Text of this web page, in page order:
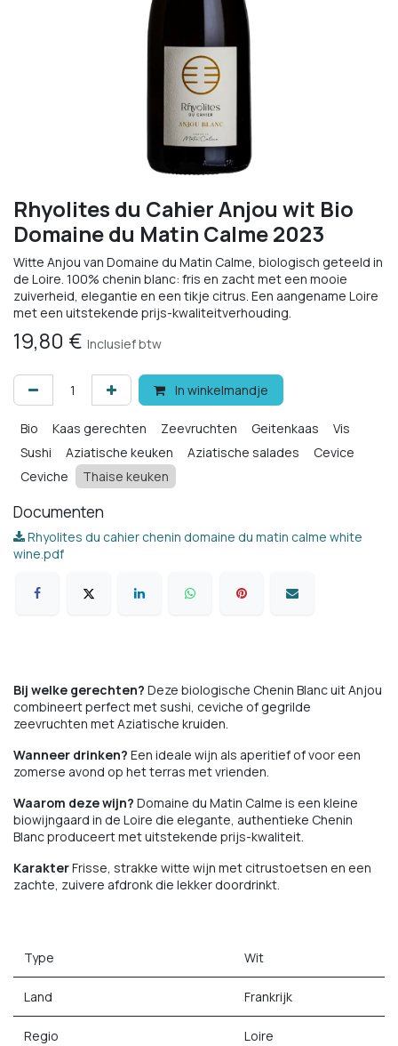
Rhyolites du Cahier Anjou wit Bio
Domaine du Matin Calme 2023
Witte Anjou van Domaine du Matin Calme, biologisch geteeld in
de Loire. 100% chenin blanc: fris en zacht met een mooie
zuiverheid, elegantie en een tikje citrus. Een aangename Loire
met een uitstekende prijs-kwaliteitverhouding.
19,80 € Inclusief btw
In winkelmandje
Bio Kaas gerechten Zeevruchten Geitenkaas
Vis
Sushi
Aziatische keuken Aziatische salades
Cevice
Ceviche
Thaise keuken
Documenten
Rhyolites du cahier chenin domaine du matin calme white
wine.pdf
Bij welke gerechten? Deze biologische Chenin Blanc uit Anjou
combineert perfect met sushi, ceviche of gegrilde
zeevruchten met Aziatische kruiden.
Wanneer drinken? Een ideale wijn als aperitief of voor een
zomerse avond op het terras met vrienden.
Waarom deze wijn? Domaine du Matin Calme is een kleine
biowijngaard in de Loire die elegante, authentieke Chenin
Blanc produceert met uitstekende prijs-kwaliteit.
KarakterFrisse, strakke witte wijn met citrustoetsen en een
zachte, zuivere afdronk die lekker doordrinkt.
Type Wit
Land Frankrijk
Regio Loire